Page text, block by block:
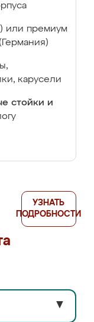
или премиум
карусели
стойки и
УЗНАТЬ
ПОДРОБНОСТИ
▼